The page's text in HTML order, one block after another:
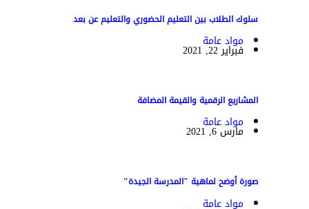
سلوك الطلاب بين التعليم الحضوري والتعليم عن بعد
مواد عامة
فبراير 22, 2021
المشاريع الرقمية والقيمة المضافة
مواد عامة
مارس 6, 2021
صورة أوضح لماهية "المدرسة الجيدة"
مواد عامة